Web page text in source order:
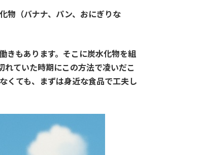
物（バナナ、パン、おにぎりな
きもあります。そこに炭水化物を組
ていた時期にこの方法で凌いだこ
くても、まずは身近な食品で工夫し